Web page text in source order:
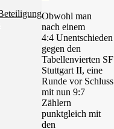
Obwohl man
nach einem
4:4 Unentschieden
gegen den
Tabellenvierten SF
Stuttgart II, eine
Runde vor Schluss
mit nun 9:7
Zählern
punktgleich mit
den